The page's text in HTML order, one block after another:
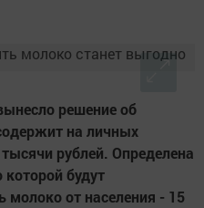
решение об
на личных
рублей. Определена
будут
от населения - 15